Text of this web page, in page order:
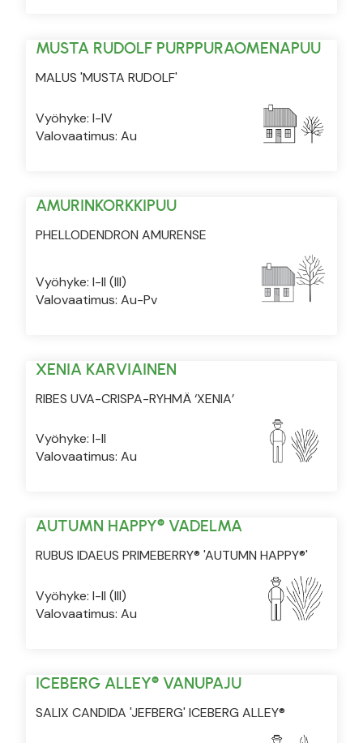
MUSTA RUDOLF PURPPURAOMENAPUU
MALUS 'MUSTA RUDOLF'
Vyöhyke: I-IV
Valovaatimus: Au
AMURINKORKKIPUU
PHELLODENDRON AMURENSE
Vyöhyke: I-II (III)
Valovaatimus: Au-Pv
XENIA KARVIAINEN
RIBES UVA-CRISPA-RYHMÄ ‘XENIA’
Vyöhyke: I-II
Valovaatimus: Au
AUTUMN HAPPY® VADELMA
RUBUS IDAEUS PRIMEBERRY® 'AUTUMN HAPPY®'
Vyöhyke: I-II (III)
Valovaatimus: Au
ICEBERG ALLEY® VANUPAJU
SALIX CANDIDA 'JEFBERG' ICEBERG ALLEY®